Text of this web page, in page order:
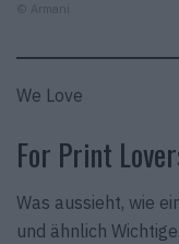
© Armani
We Love
For Print
Was aussieht, wie
und ähnlich